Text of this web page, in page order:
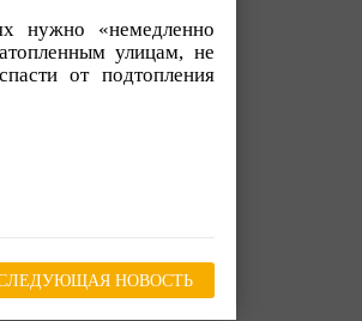
нужно «немедленно
улицам, не
от подтопления
НОВОСТЬ